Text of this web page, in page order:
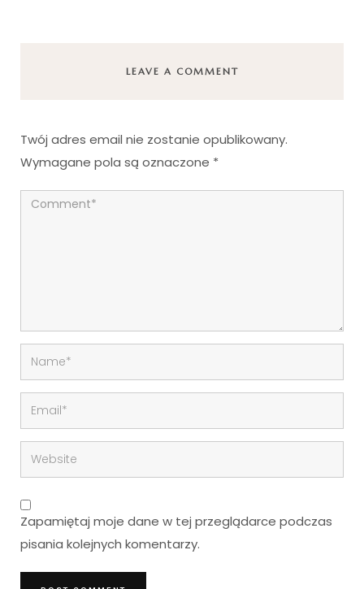
LEAVE A COMMENT
Twój adres email nie zostanie opublikowany.
Wymagane pola są oznaczone *
Zapamiętaj moje dane w tej przeglądarce podczas
pisania kolejnych komentarzy.